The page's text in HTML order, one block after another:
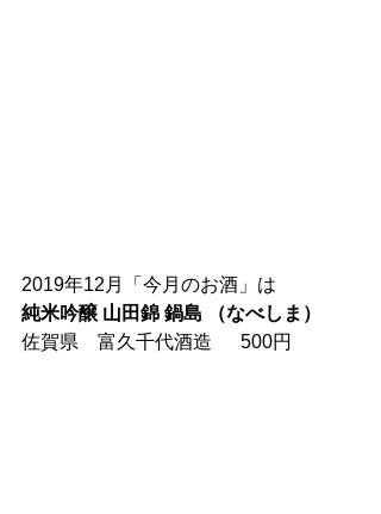
2019年12月「今月のお酒」は
純米吟醸 山田錦 鍋島 （なべしま）
佐賀県　富久千代酒造 　 500円